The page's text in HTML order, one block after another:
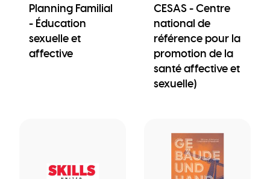
Planning Familial
- Éducation
sexuelle et
affective
CESAS - Centre
national de
référence pour la
promotion de la
santé affective et
sexuelle)